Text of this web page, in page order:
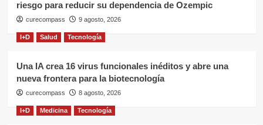
riesgo para reducir su dependencia de Ozempic
curecompass 9 agosto, 2026
I+D Salud Tecnología
Una IA crea 16 virus funcionales inéditos y abre una
nueva frontera para la biotecnología
curecompass 8 agosto, 2026
I+D Medicina Tecnología